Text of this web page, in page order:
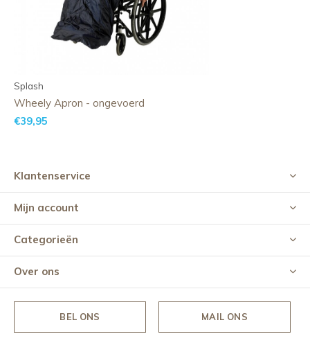
Splash
Wheely Apron - ongevoerd
€39,95
Klantenservice
Mijn account
Categorieën
Over ons
BEL ONS MAIL ONS